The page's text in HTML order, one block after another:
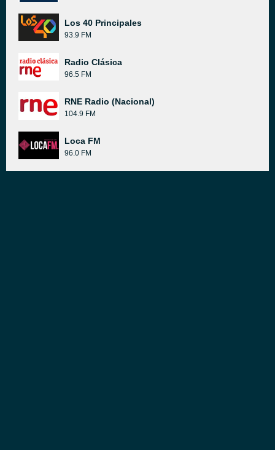
Los 40 Principales
93.9 FM
Radio Clásica
96.5 FM
RNE Radio (Nacional)
104.9 FM
Loca FM
96.0 FM